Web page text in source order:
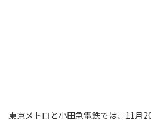
東京メトロと小田急電鉄では、11月